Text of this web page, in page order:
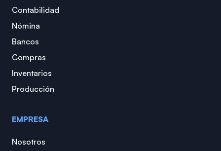
Contabilidad
Nómina
Bancos
Compras
Inventarios
Producción
EMPRESA
Nosotros